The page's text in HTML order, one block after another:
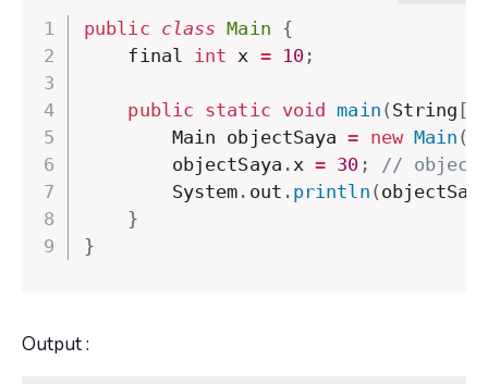
public class Main {
    final
int x = 10 ;
public static void main ( String [
        Main objectSaya
= new Main (
        objectSaya
. x = 30 ;
// object
        System
. out . println (
}
}
Output :